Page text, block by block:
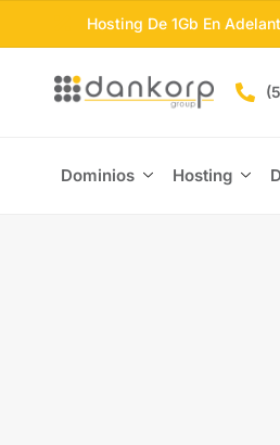
Hosting De 1Gb En
Dominios Hosting